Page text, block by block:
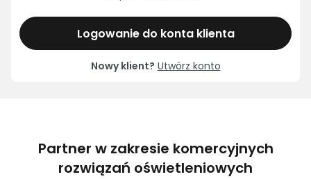
Logowanie do konta klienta
Nowy klient? Utwórz konto
Partner w zakresie komercyjnych
rozwiązań oświetleniowych